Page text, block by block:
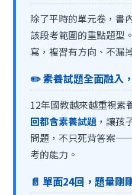
除了平時的單元卷，書
該段考範圍的重點題型
寫，複習有方向、不漏
✏️ 素養試題全面融入
12年國教越來越重視素
回都含素養試題 ，讓孩
問題，不只死背答案
考的能力。
📄 單面24回，題量剛